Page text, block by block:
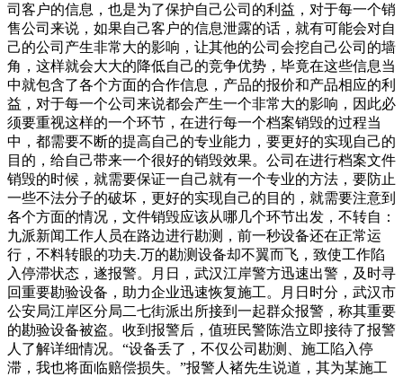
司客户的信息，也是为了保护自己公司的利益，对于每一个销
售公司来说，如果自己客户的信息泄露的话，就有可能会对自
己的公司产生非常大的影响，让其他的公司会挖自己公司的墙
角，这样就会大大的降低自己的竞争优势，毕竟在这些信息当
中就包含了各个方面的合作信息，产品的报价和产品相应的利
益，对于每一个公司来说都会产生一个非常大的影响，因此必
须要重视这样的一个环节，在进行每一个档案销毁的过程当
中，都需要不断的提高自己的专业能力，要更好的实现自己的
目的，给自己带来一个很好的销毁效果。公司在进行档案文件
销毁的时候，就需要保证一自己就有一个专业的方法，要防止
一些不法分子的破坏，更好的实现自己的目的，就需要注意到
各个方面的情况，文件销毁应该从哪几个环节出发，不转自：
九派新闻工作人员在路边进行勘测，前一秒设备还在正常运
行，不料转眼的功夫.万的勘测设备却不翼而飞，致使工作陷
入停滞状态，遂报警。月日，武汉江岸警方迅速出警，及时寻
回重要勘验设备，助力企业迅速恢复施工。月日时分，武汉市
公安局江岸区分局二七街派出所接到一起群众报警，称其重要
的勘验设备被盗。收到报警后，值班民警陈浩立即接待了报警
人了解详细情况。“设备丢了，不仅公司勘测、施工陷入停
滞，我也将面临赔偿损失。”报警人褚先生说道，其为某施工